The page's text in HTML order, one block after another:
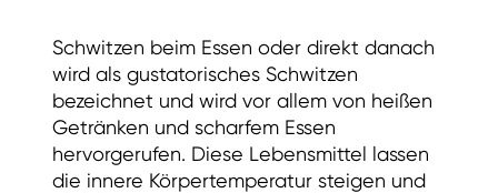
Schwitzen beim Essen oder direkt danach
wird als gustatorisches Schwitzen
bezeichnet und wird vor allem von heißen
Getränken und scharfem Essen
hervorgerufen. Diese Lebensmittel lassen
die innere Körpertemperatur steigen und